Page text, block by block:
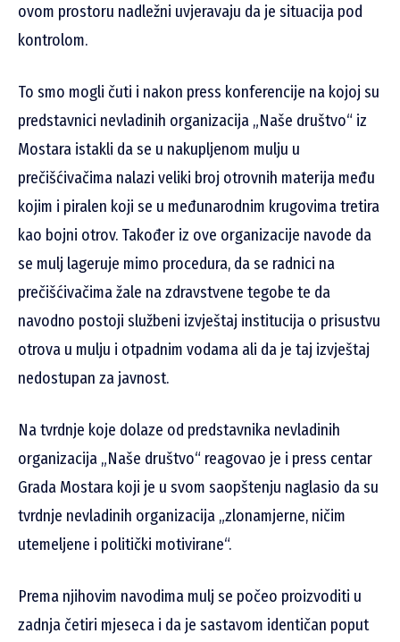
ovom prostoru nadležni uvjeravaju da je situacija pod
kontrolom.
To smo mogli čuti i nakon press konferencije na kojoj su
predstavnici nevladinih organizacija „Naše društvo“ iz
Mostara istakli da se u nakupljenom mulju u
prečišćivačima nalazi veliki broj otrovnih materija među
kojim i piralen koji se u međunarodnim krugovima tretira
kao bojni otrov. Također iz ove organizacije navode da
se mulj lageruje mimo procedura, da se radnici na
prečišćivačima žale na zdravstvene tegobe te da
navodno postoji službeni izvještaj institucija o prisustvu
otrova u mulju i otpadnim vodama ali da je taj izvještaj
nedostupan za javnost.
Na tvrdnje koje dolaze od predstavnika nevladinih
organizacija „Naše društvo“ reagovao je i press centar
Grada Mostara koji je u svom saopštenju naglasio da su
tvrdnje nevladinih organizacija „zlonamjerne, ničim
utemeljene i politički motivirane“.
Prema njihovim navodima mulj se počeo proizvoditi u
zadnja četiri mjeseca i da je sastavom identičan poput